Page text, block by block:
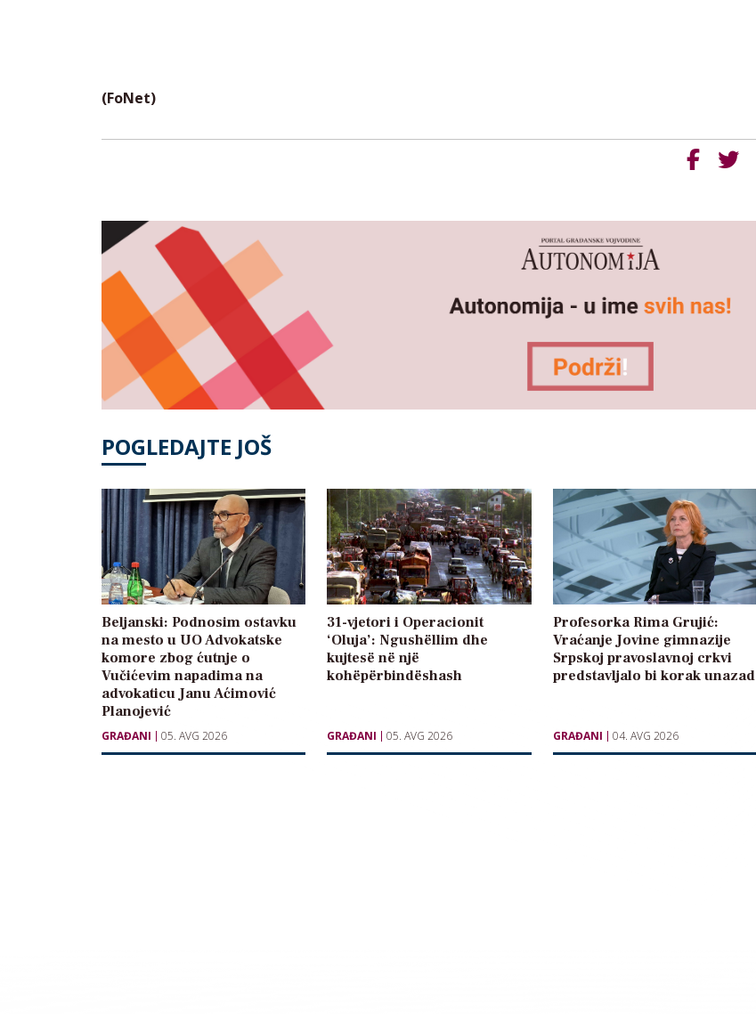
(FoNet)
POGLEDAJTE JOŠ
Beljanski: Podnosim ostavku
na mesto u UO Advokatske
komore zbog ćutnje o
Vučićevim napadima na
advokaticu Janu Aćimović
Planojević
GRAĐANI 05. AVG 2026
31-vjetori i Operacionit
‘Oluja’: Ngushëllim dhe
kujtesë në një
kohëpërbindëshash
GRAĐANI 05. AVG 2026
Profesorka Rima Grujić:
Vraćanje Jovine gimnazije
Srpskoj pravoslavnoj crkvi
predstavljalo bi korak unazad
GRAĐANI 04. AVG 2026